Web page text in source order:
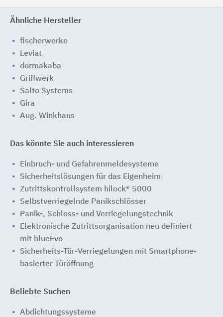
Ähnliche Hersteller
fischerwerke
Leviat
dormakaba
Griffwerk
Salto Systems
Gira
Aug. Winkhaus
Das könnte Sie auch interessieren
Einbruch- und Gefahrenmeldesysteme
Sicherheitslösungen für das Eigenheim
Zutrittskontrollsystem hilock® 5000
Selbstverriegelnde Panikschlösser
Panik-, Schloss- und Verriegelungstechnik
Elektronische Zutrittsorganisation neu definiert
mit blueEvo
Sicherheits-Tür-Verriegelungen mit Smartphone-
basierter Türöffnung
Beliebte Suchen
Abdichtungssysteme